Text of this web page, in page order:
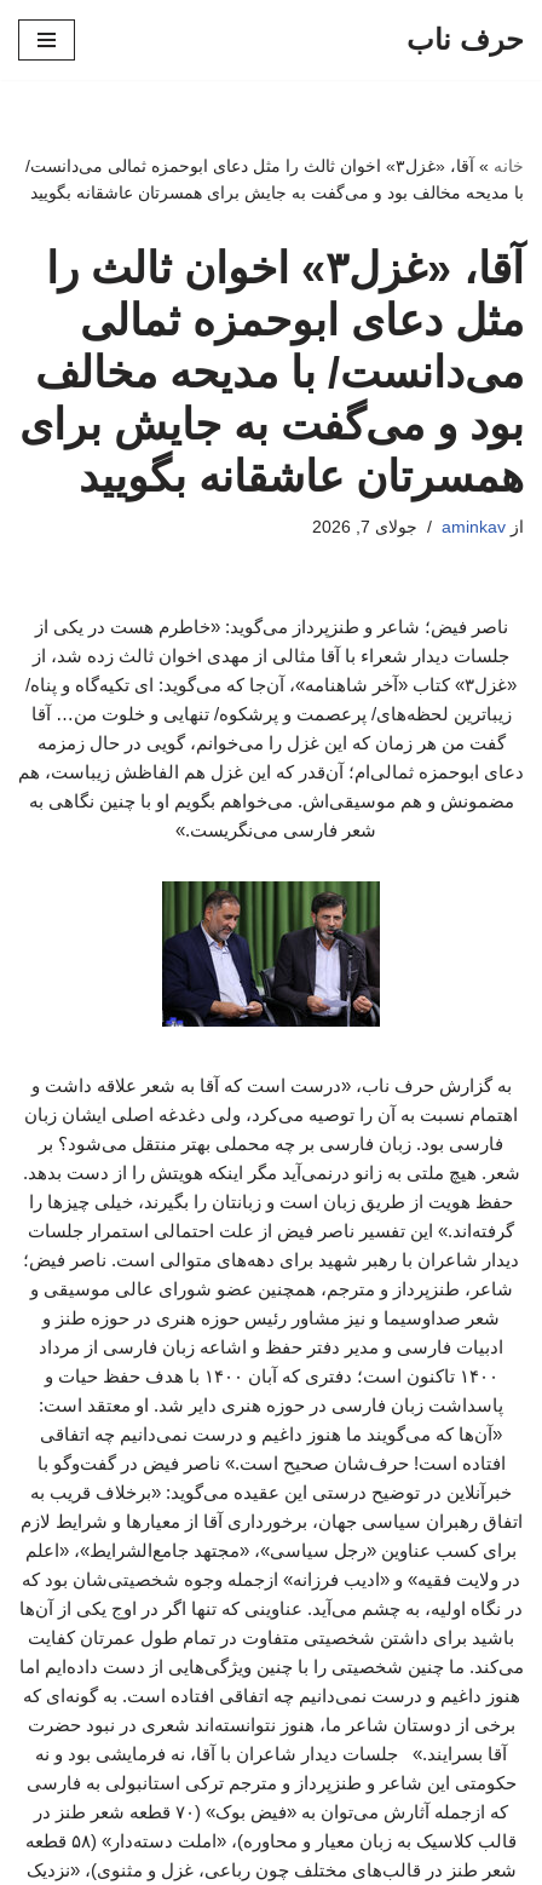
حرف ناب
خانه »
آقا، «غزل۳» اخوان ‌ثالث را مثل دعای ابوحمزه ثمالی می‌دانست/
با مدیحه مخالف بود و می‌گفت به جایش برای همسرتان عاشقانه بگویید
آقا، «غزل۳» اخوان ‌ثالث را
مثل دعای ابوحمزه ثمالی
می‌دانست/ با مدیحه مخالف
بود و می‌گفت به جایش برای
همسرتان عاشقانه بگویید
از aminkav جولای 7, 2026
ناصر فیض؛ شاعر و طنزپرداز می‌گوید: «خاطرم هست در یکی از
جلسات دیدار شعراء با آقا مثالی از مهدی اخوان ثالث زده شد، از
«غزل۳» کتاب «آخر شاهنامه»، آن‌جا که می‌گوید: ای تکیه‌گاه و پناه/
زیباترین لحظه‌های/ پرعصمت و پرشکوه/ تنهایی و خلوت من… آقا
گفت من هر زمان که این غزل را می‌خوانم، گویی در حال زمزمه
دعای ابوحمزه ثمالی‌ام؛ آن‌قدر که این غزل هم الفاظش زیباست، هم
مضمونش و هم موسیقی‌اش. می‌خواهم بگویم او با چنین نگاهی به
شعر فارسی می‌نگریست.»
به گزارش حرف ناب، «درست است که آقا به شعر علاقه داشت و
اهتمام نسبت به آن را توصیه می‌کرد، ولی دغدغه اصلی ایشان زبان
فارسی بود. زبان فارسی بر چه محملی بهتر منتقل می‌شود؟ بر
شعر. هیچ ملتی به زانو درنمی‌آید مگر اینکه هویتش را از دست بدهد.
حفظ هویت از طریق زبان است و زبانتان را بگیرند، خیلی چیزها را
گرفته‌اند.» این تفسیر ناصر فیض از علت احتمالی استمرار جلسات
دیدار شاعران با رهبر شهید برای دهه‌های متوالی است. ناصر فیض؛
شاعر، طنزپرداز و مترجم، همچنین عضو شورای عالی موسیقی و
شعر صداوسیما و نیز مشاور رئیس حوزه هنری در حوزه طنز و
ادبیات فارسی و مدیر دفتر حفظ و اشاعه زبان فارسی از مرداد
۱۴۰۰ تاکنون است؛ دفتری که آبان ۱۴۰۰ با هدف حفظ حیات و
پاسداشت زبان فارسی در حوزه هنری دایر شد. او معتقد است:
«آن‌ها که می‌گویند ما هنوز داغیم و درست نمی‌دانیم چه اتفاقی
افتاده است! حرف‌شان صحیح است.» ناصر فیض در گفت‌وگو با
خبرآنلاین در توضیح درستی این عقیده می‌گوید: «برخلاف قریب به
اتفاق رهبران سیاسی جهان، برخورداری آقا از معیارها و شرایط لازم
برای کسب عناوین «رجل سیاسی»، «مجتهد جامع‌الشرایط»، «اعلم
در ولایت فقیه» و «ادیب فرزانه» ازجمله وجوه شخصیتی‌شان بود که
در نگاه اولیه، به چشم می‌آید. عناوینی که تنها اگر در اوج یکی از آن‌ها
باشید برای داشتن شخصیتی متفاوت در تمام طول عمرتان کفایت
می‌کند. ما چنین شخصیتی را با چنین ویژگی‌هایی از دست داده‌ایم اما
هنوز داغیم و درست نمی‌دانیم چه اتفاقی افتاده است. به گونه‌ای که
برخی از دوستان شاعر ما، هنوز نتوانسته‌اند شعری در نبود حضرت
آقا بسرایند.» جلسات دیدار شاعران با آقا، نه فرمایشی بود و نه
حکومتی این شاعر و طنزپرداز و مترجم ترکی استانبولی به فارسی
که ازجمله آثارش می‌توان به «فیض بوک» (۷۰ قطعه شعر طنز در
قالب کلاسیک به زبان معیار و محاوره‌)، «املت دسته‌دار» (۵۸ قطعه
شعر طنز در قالب‌های مختلف چون رباعی، غزل و مثنوی)، «نزدیک